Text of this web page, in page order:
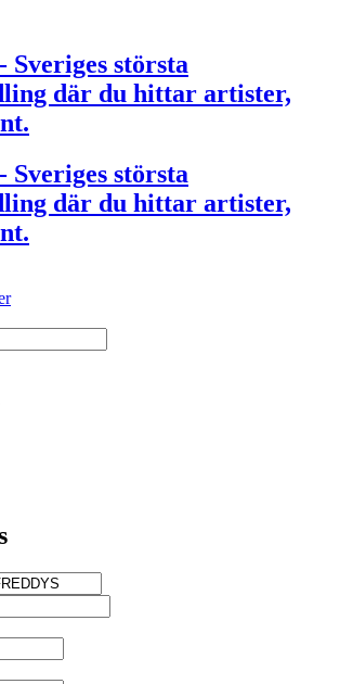
Sveriges största
där du hittar artister,
Sveriges största
där du hittar artister,